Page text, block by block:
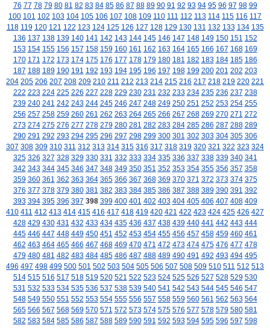
76 77 78 79 80 81 82 83 84 85 86 87 88 89 90 91 92 93 94 95 96 97 98 99
100 101 102 103 104 105 106 107 108 109 110 111 112 113 114 115 116 117
118 119 120 121 122 123 124 125 126 127 128 129 130 131 132 133 134 135
136 137 138 139 140 141 142 143 144 145 146 147 148 149 150 151 152
153 154 155 156 157 158 159 160 161 162 163 164 165 166 167 168 169
170 171 172 173 174 175 176 177 178 179 180 181 182 183 184 185 186
187 188 189 190 191 192 193 194 195 196 197 198 199 200 201 202 203
204 205 206 207 208 209 210 211 212 213 214 215 216 217 218 219 220 221
222 223 224 225 226 227 228 229 230 231 232 233 234 235 236 237 238
239 240 241 242 243 244 245 246 247 248 249 250 251 252 253 254 255
256 257 258 259 260 261 262 263 264 265 266 267 268 269 270 271 272
273 274 275 276 277 278 279 280 281 282 283 284 285 286 287 288 289
290 291 292 293 294 295 296 297 298 299 300 301 302 303 304 305 306
307 308 309 310 311 312 313 314 315 316 317 318 319 320 321 322 323 324
325 326 327 328 329 330 331 332 333 334 335 336 337 338 339 340 341
342 343 344 345 346 347 348 349 350 351 352 353 354 355 356 357 358
359 360 361 362 363 364 365 366 367 368 369 370 371 372 373 374 375
376 377 378 379 380 381 382 383 384 385 386 387 388 389 390 391 392
393 394 395 396 397 398 399 400 401 402 403 404 405 406 407 408 409
410 411 412 413 414 415 416 417 418 419 420 421 422 423 424 425 426 427
428 429 430 431 432 433 434 435 436 437 438 439 440 441 442 443 444
445 446 447 448 449 450 451 452 453 454 455 456 457 458 459 460 461
462 463 464 465 466 467 468 469 470 471 472 473 474 475 476 477 478
479 480 481 482 483 484 485 486 487 488 489 490 491 492 493 494 495
496 497 498 499 500 501 502 503 504 505 506 507 508 509 510 511 512 513
514 515 516 517 518 519 520 521 522 523 524 525 526 527 528 529 530
531 532 533 534 535 536 537 538 539 540 541 542 543 544 545 546 547
548 549 550 551 552 553 554 555 556 557 558 559 560 561 562 563 564
565 566 567 568 569 570 571 572 573 574 575 576 577 578 579 580 581
582 583 584 585 586 587 588 589 590 591 592 593 594 595 596 597 598